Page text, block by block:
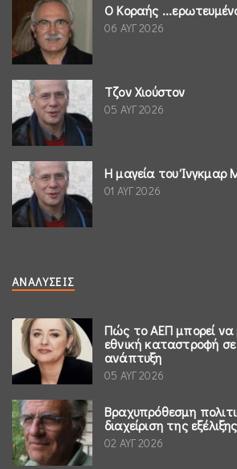
Ο Κοραής
06 ΑΥΓ 2026
Τζον Χιούστον
05 ΑΥΓ 2026
Η μαγεία του Ίνγκμαρ
01 ΑΥΓ 2026
ΑΝΑΛΎΣΕΙΣ
Πώς το ΑΕΠ μπορεί να
εθνική καταστροφή
ανάπτυξη
05 ΑΥΓ 2026
Βραχυπρόθεσμη
διαχείριση της εξέλιξης
02 ΑΥΓ 2026